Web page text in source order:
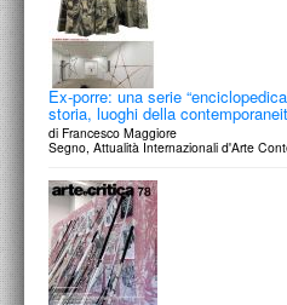
Ex-porre: una serie
storia, luoghi della
di Francesco Maggiore
Segno, Attualità Internazionali d'Arte